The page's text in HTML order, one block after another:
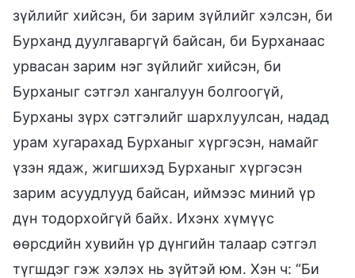
зүйлийг хийсэн, би зарим зүйлийг хэлсэн, би
Бурханд дуулгаваргүй байсан, би Бурханаас
урвасан зарим нэг зүйлийг хийсэн, би
Бурханыг сэтгэл хангалуун болгоогүй,
Бурханы зүрх сэтгэлийг шархлуулсан, надад
урам хугарахад Бурханыг хүргэсэн, намайг
үзэн ядаж, жигшихэд Бурханыг хүргэсэн
зарим асуудлууд байсан, иймээс миний үр
дүн тодорхойгүй байх. Ихэнх хүмүүс
өөрсдийн хувийн үр дүнгийн талаар сэтгэл
түгшдэг гэж хэлэх нь зүйтэй юм. Хэн ч: “Би